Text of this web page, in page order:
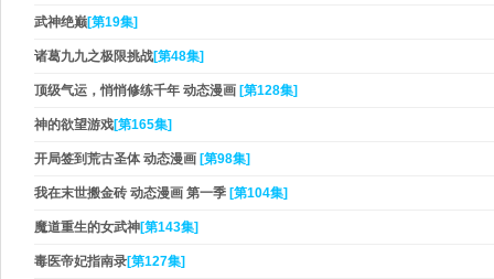
武神绝巅[第19集]
诸葛九九之极限挑战[第48集]
顶级气运，悄悄修练千年 动态漫画 [第128集]
神的欲望游戏[第165集]
开局签到荒古圣体 动态漫画 [第98集]
我在末世搬金砖 动态漫画 第一季 [第104集]
魔道重生的女武神[第143集]
毒医帝妃指南录[第127集]